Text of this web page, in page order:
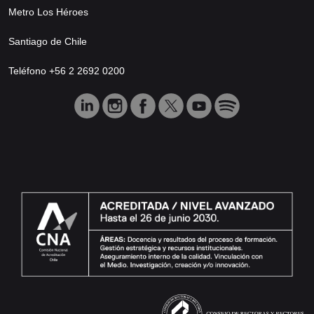
Metro Los Héroes
Santiago de Chile
Teléfono +56 2 2692 0200